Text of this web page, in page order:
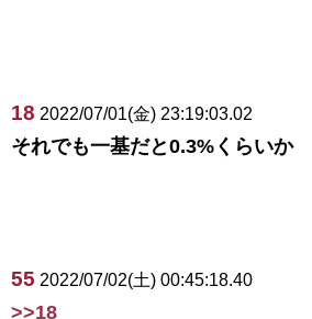
18 2022/07/01(金) 23:19:03.02
それでも一基だと0.3%くらいか
55 2022/07/02(土) 00:45:18.40
>>18